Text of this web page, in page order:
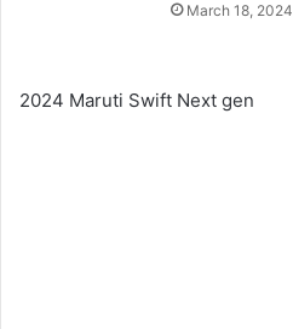
March 18, 2024
2024 Maruti Swift Next gen